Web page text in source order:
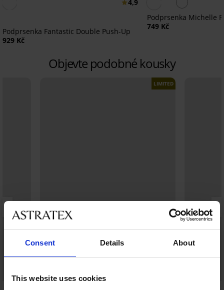
Consent Details About
This website uses cookies
4,9
Podprsenka Fantastic Double Push-Up
929 Kč
Podprsenka Michelle
749 Kč
Objevte podobné kousky
LIMITED